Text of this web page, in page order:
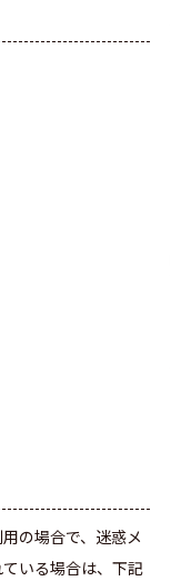
の場合で、迷惑メ
いる場合は、下記